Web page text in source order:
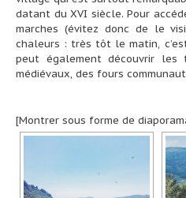
datant du XVI siècle. Pour
marches (évitez donc de le
chaleurs : très tôt le matin,
peut également découvrir
médiévaux, des fours
[Montrer sous forme de